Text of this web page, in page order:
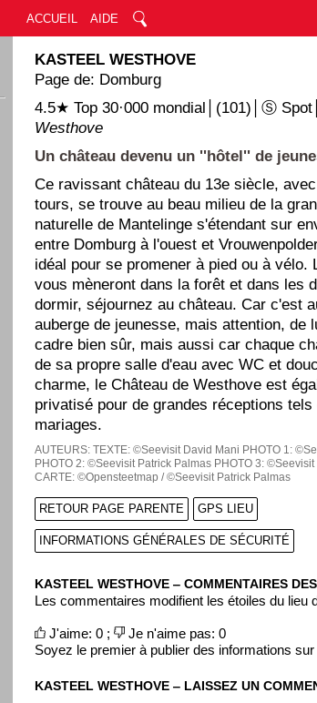
ACCUEIL AIDE
KASTEEL WESTHOVE
Page de: Domburg
4.5★ Top 30·000 mondial│(101)│Ⓢ Spot│
Westhove
Un château devenu un ''hôtel'' de
Ce ravissant château du 13e siècle,
tours, se trouve au beau milieu de la
naturelle de Mantelinge s'étendant sur
entre Domburg à l'ouest et
idéal pour se promener à pied ou à vélo.
vous mèneront dans la forêt et dans les
dormir, séjournez au château. Car c'est
auberge de jeunesse, mais attention, de
cadre bien sûr, mais aussi car chaque
de sa propre salle d'eau avec WC et
charme, le Château de Westhove est
privatisé pour de grandes réceptions tels
mariages.
AUTEURS:TEXTE: ©Seevisit David Mani PHOTO 1:
PHOTO 2: ©Seevisit Patrick Palmas PHOTO 3:
CARTE: ©Opensteetmap / ©Seevisit Patrick Palmas
RETOUR PAGE PARENTE GPS LIEU
INFORMATIONS GÉNÉRALES DE SÉCURITÉ
KASTEEL WESTHOVE ‒ COMMENTAIRES
Les commentaires modifient les étoiles du lieu
J'aime: 0 ;
Je n'aime pas: 0
Soyez le premier à publier des informations
KASTEEL WESTHOVE ‒ LAISSEZ UN